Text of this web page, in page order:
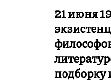
21 июня
подборку